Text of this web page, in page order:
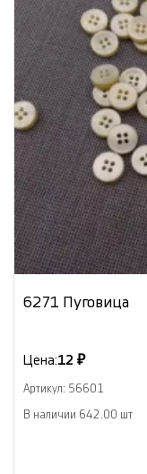
6271 Пуговица
Цена:12 ₽
Артикул: 56601
В наличии 642.00 шт